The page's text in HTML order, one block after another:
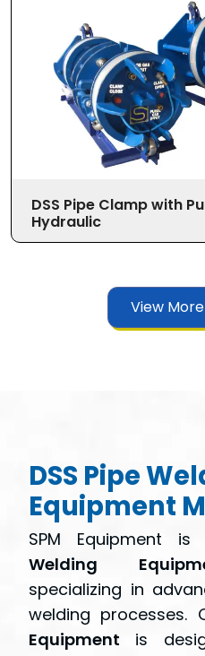
DSS Pipe Clamp with
Hydraulic
View
DSS Pipe
Equipment
SPM Equipment
Welding
specializing in
welding processes.
Equipment is